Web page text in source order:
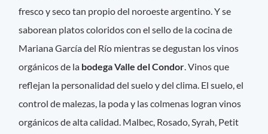
fresco y seco tan propio del noroeste argentino. Y se
saborean platos coloridos con el sello de la cocina de
Mariana García del Río mientras se degustan los vinos
orgánicos de la bodega Valle del Condor . Vinos que
reflejan la personalidad del suelo y del clima. El suelo, el
control de malezas, la poda y las colmenas logran vinos
orgánicos de alta calidad. Malbec, Rosado, Syrah, Petit